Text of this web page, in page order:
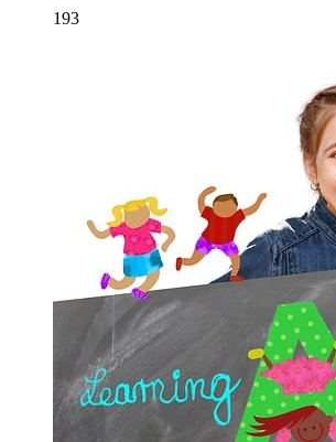
193